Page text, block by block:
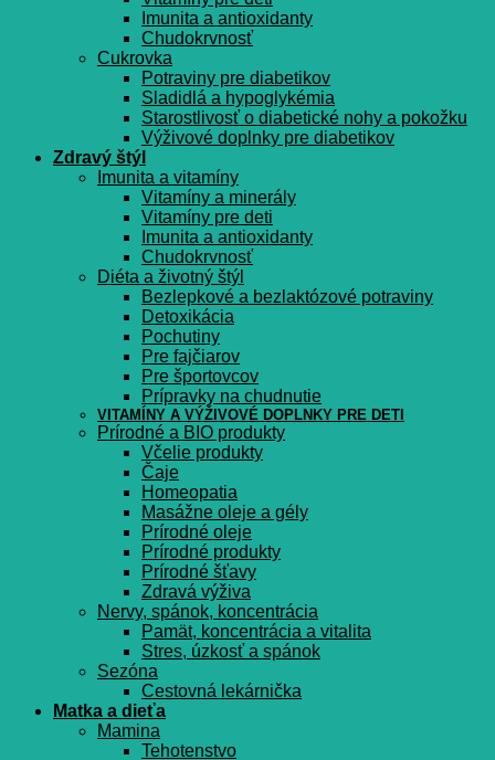
Imunita a antioxidanty
Chudokrvnosť
Cukrovka
Potraviny pre diabetikov
Sladidlá a hypoglykémia
Starostlivosť o diabetické nohy a pokožku
Výživové doplnky pre diabetikov
Zdravý štýl
Imunita a vitamíny
Vitamíny a minerály
Vitamíny pre deti
Imunita a antioxidanty
Chudokrvnosť
Diéta a životný štýl
Bezlepkové a bezlaktózové potraviny
Detoxikácia
Pochutiny
Pre fajčiarov
Pre športovcov
Prípravky na chudnutie
VITAMÍNY A VÝŽIVOVÉ DOPLNKY PRE DETI
Prírodné a BIO produkty
Včelie produkty
Čaje
Homeopatia
Masážne oleje a gély
Prírodné oleje
Prírodné produkty
Prírodné šťavy
Zdravá výživa
Nervy, spánok, koncentrácia
Pamät, koncentrácia a vitalita
Stres, úzkosť a spánok
Sezóna
Cestovná lekárnička
Matka a dieťa
Mamina
Tehotenstvo